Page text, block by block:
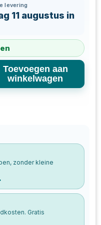
levering
11 augustus in
Toevoegen aan
winkelwagen
zonder kleine
Gratis